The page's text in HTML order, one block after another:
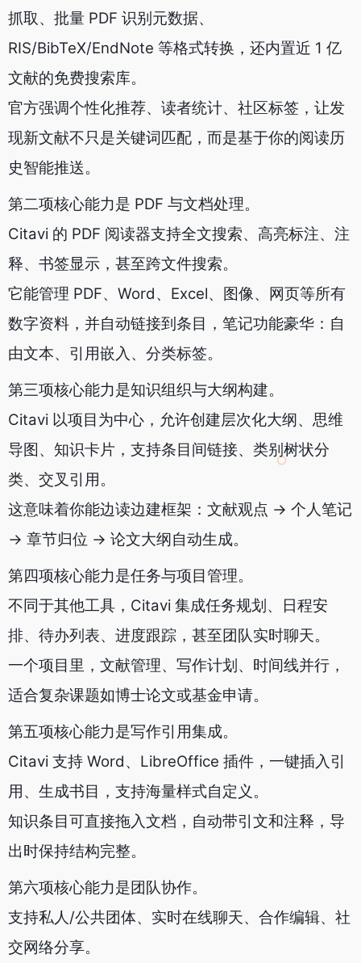
抓取、批量 PDF 识别元数据、
RIS/BibTeX/EndNote 等格式转换，还内置近 1 亿
文献的免费搜索库。
官方强调个性化推荐、读者统计、社区标签，让发
现新文献不只是关键词匹配，而是基于你的阅读历
史智能推送。
第二项核心能力是 PDF 与文档处理。
Citavi 的 PDF 阅读器支持全文搜索、高亮标注、注
释、书签显示，甚至跨文件搜索。
它能管理 PDF、Word、Excel、图像、网页等所有
数字资料，并自动链接到条目，笔记功能豪华：自
由文本、引用嵌入、分类标签。
第三项核心能力是知识组织与大纲构建。
Citavi 以项目为中心，允许创建层次化大纲、思维
导图、知识卡片，支持条目间链接、类别树状分
类、交叉引用。
这意味着你能边读边建框架：文献观点 → 个人笔记
→ 章节归位 → 论文大纲自动生成。
第四项核心能力是任务与项目管理。
不同于其他工具，Citavi 集成任务规划、日程安
排、待办列表、进度跟踪，甚至团队实时聊天。
一个项目里，文献管理、写作计划、时间线并行，
适合复杂课题如博士论文或基金申请。
第五项核心能力是写作引用集成。
Citavi 支持 Word、LibreOffice 插件，一键插入引
用、生成书目，支持海量样式自定义。
知识条目可直接拖入文档，自动带引文和注释，导
出时保持结构完整。
第六项核心能力是团队协作。
支持私人/公共团体、实时在线聊天、合作编辑、社
交网络分享。